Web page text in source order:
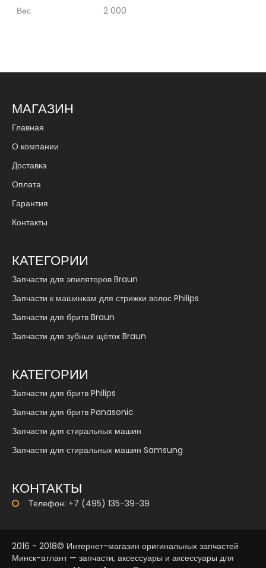
Вес
2 000
МАГАЗИН
Главная
О компании
Доставка
Оплата
Гарантия
Контакты
КАТЕГОРИИ
Запчасти для эпиляторов Braun
Запчасти к машинкам для стрижки волос Philips
Запчасти для бритв Braun
Запчасти для зубных щёток Braun
КАТЕГОРИИ
Запчасти для бритв Philips
Запчасти для бритв Panasonic
Запчасти для стиральных машин
Запчасти для стиральных машин Samsung
КОНТАКТЫ
Телефон: +7 (495) 135-39-39
2016 - 2018© Интернет-магазин оригинальных запчастей
Минск-атлант — запчасти, аксессуары и аксессуары для